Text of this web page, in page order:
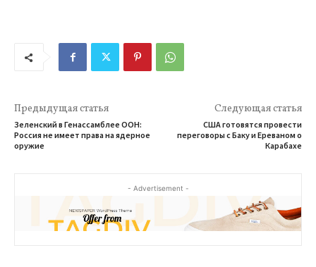
Предыдущая статья
Зеленский в Генассамблее ООН:
Россия не имеет права на ядерное
оружие
Следующая статья
США готовятся провести
переговоры с Баку и Ереваном о
Карабахе
- Advertisement -